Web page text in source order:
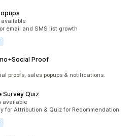
available
email and SMS list growth
Proof
proofs, sales popups & notifications.
Survey Quiz
available
for Attribution & Quiz for Recommendation